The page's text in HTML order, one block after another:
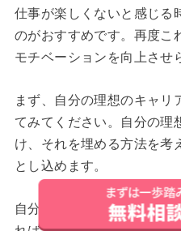
仕事が楽しくないと感じる
のがおすすめです。再度こ
モチベーションを向上させ
まず、自分の理想のキャリ
てみてください。自分の理
け、それを埋める方法を考
とし込めます。
自分の理想を実現するため